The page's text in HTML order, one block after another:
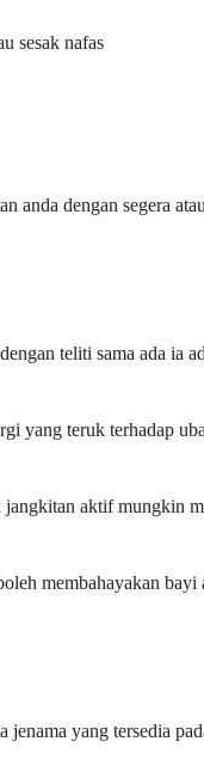
sesak nafas
anda dengan segera
teliti sama ada ia
yang teruk terhadap
aktif mungkin
membahayakan
yang tersedia